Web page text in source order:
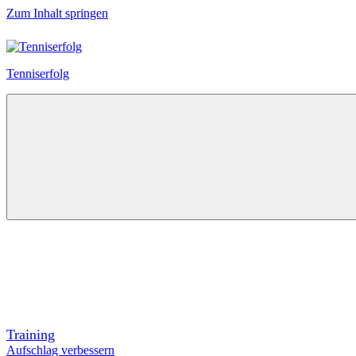
Zum Inhalt springen
Tenniserfolg
Training
Aufschlag verbessern